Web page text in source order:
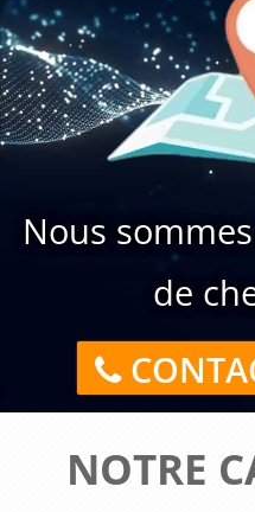
Nous
de
NOTRE